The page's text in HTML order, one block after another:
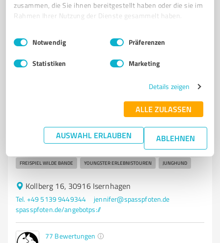
zusammen, die Sie ihnen bereitgestellt haben oder die sie im
Rahmen Ihrer Nutzung der Dienste gesammelt haben.
Impressum Datenschutzbestimmungen
Einwilligungsauswahl
Notwendig Präferenzen
Statistiken Marketing
Details zeigen
ALLE ZULASSEN
AUSWAHL ERLAUBEN ABLEHNEN
ONLINE THEORIE HUNDEFÜHRERSCHEIN
HUNDEFÜHRERSCHEIN VORBEREITUNG
HUNDEFÜHRERSCHEIN APP VORBEREITUNG
HUNDEFÜHRERSCHEIN WORKSHOP HUNDEFÜHRERSCHEIN PRÜFUNG
PRÜFUNGSCOACHING HUND
DRANBLEIBER STUNDE HUND TREIBBALL HUNDKURS
FREISPIEL WILDE BANDE YOUNGSTER ERLEBNISTOUREN JUNGHUND
Kollberg 16, 30916 Isernhagen
Tel. +49 5139 9449344
jennifer@spasspfoten.de
spasspfoten.de/angebotps://
77 Bewertungen